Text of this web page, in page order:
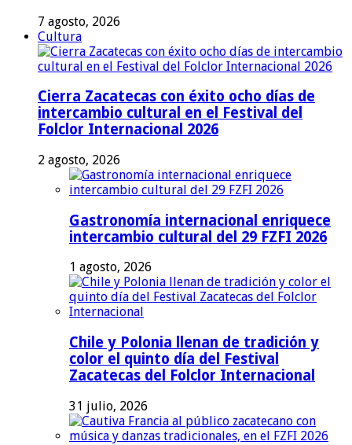
7 agosto, 2026
Cultura
Cierra Zacatecas con éxito ocho días de
intercambio cultural en el Festival del
Folclor Internacional 2026
2 agosto, 2026
Gastronomía internacional enriquece
intercambio cultural del 29 FZFI 2026
1 agosto, 2026
Chile y Polonia llenan de tradición y
color el quinto día del Festival
Zacatecas del Folclor Internacional
31 julio, 2026